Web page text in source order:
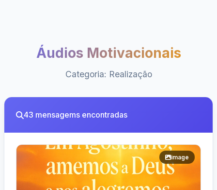
Áudios Motivacionais
Categoria: Realização
43 mensagems encontradas
image